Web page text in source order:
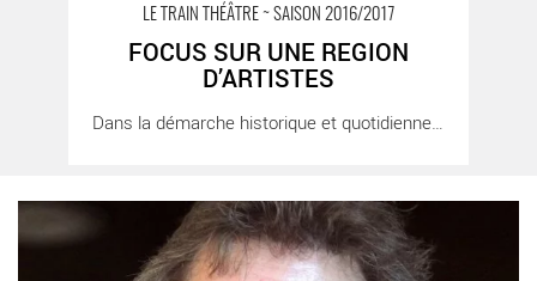
LE TRAIN THÉÂTRE ~ SAISON 2016/2017
FOCUS SUR UNE REGION
D’ARTISTES
Dans la démarche historique et quotidienne du [...]
FOCUS SUR UNE REGION D’ARTISTES - Critique sortie Jazz /
Le Train Théâtre, lieu de permanence artistique - Critique sortie
Jazz / Musiques